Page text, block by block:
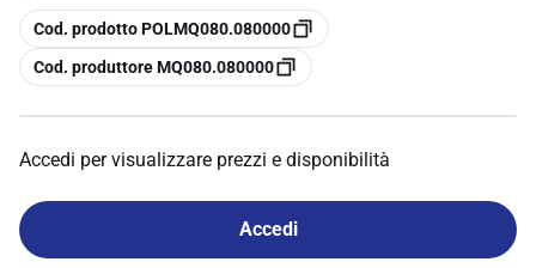
copia
Cod. prodotto POLMQ080.080000
copia
Cod. produttore MQ080.080000
Accedi per visualizzare prezzi e disponibilità
Accedi